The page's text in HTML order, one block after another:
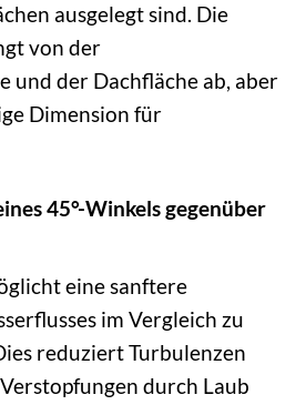
ausgelegt sind. Die
von der
und der Dachfläche ab, aber
Dimension für
45°-Winkels gegenüber
eine sanftere
im Vergleich zu
reduziert Turbulenzen
durch Laub